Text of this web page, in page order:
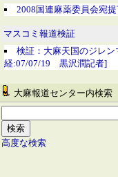
2008国連麻薬委員会宛
マスコミ報道検証
検証：大麻天国のジレン
経:07/07/19 黒沢潤記者]
大麻報道センター内検索
高度な検索